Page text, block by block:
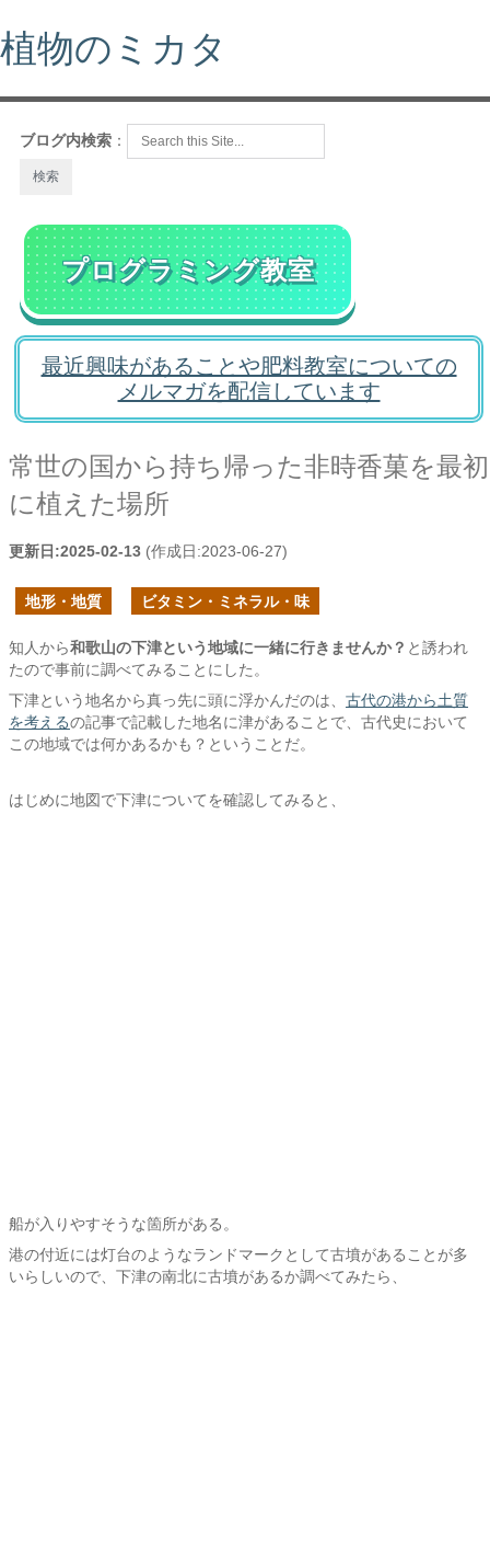
植物のミカタ
ブログ内検索 ：
プログラミング教室
最近興味があることや肥料教室についての
メルマガを配信しています
常世の国から持ち帰った非時香菓を最初
に植えた場所
更新日:2025-02-13 (作成日:2023-06-27)
地形・地質 ビタミン・ミネラル・味
知人から和歌山の下津という地域に一緒に行きませんか？ と誘われ
たので事前に調べてみることにした。
下津という地名から真っ先に頭に浮かんだのは、 古代の港から土質
を考えるの記事で記載した地名に津があることで、古代史において
この地域では何かあるかも？ということだ。
はじめに地図で下津についてを確認してみると、
船が入りやすそうな箇所がある。
港の付近には灯台のようなランドマークとして古墳があることが多
いらしいので、下津の南北に古墳があるか調べてみたら、